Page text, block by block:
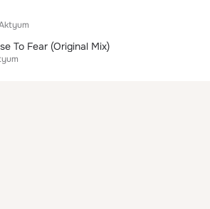
To Fear (Original Mix)